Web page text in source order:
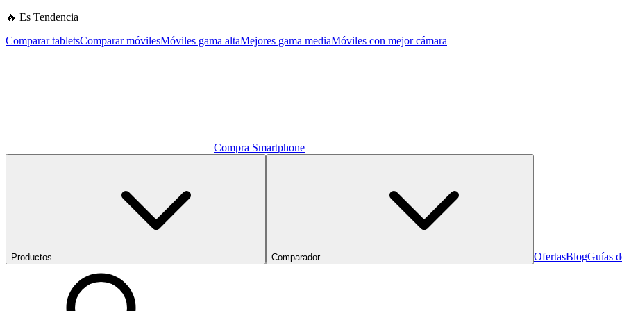
🔥 Es Tendencia
Comparar tabletsComparar móvilesMóviles gama altaMejores gama mediaMóviles con mejor cámara
Compra Smartphone
Productos Comparador OfertasBlogGuías